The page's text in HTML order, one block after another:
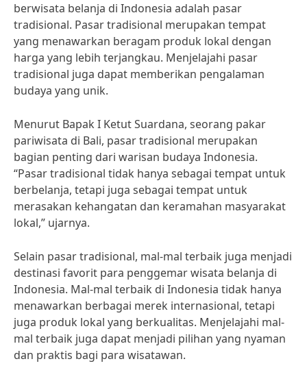
berwisata belanja di Indonesia adalah pasar
tradisional. Pasar tradisional merupakan tempat
yang menawarkan beragam produk lokal dengan
harga yang lebih terjangkau. Menjelajahi pasar
tradisional juga dapat memberikan pengalaman
budaya yang unik.
Menurut Bapak I Ketut Suardana, seorang pakar
pariwisata di Bali, pasar tradisional merupakan
bagian penting dari warisan budaya Indonesia.
“Pasar tradisional tidak hanya sebagai tempat untuk
berbelanja, tetapi juga sebagai tempat untuk
merasakan kehangatan dan keramahan masyarakat
lokal,” ujarnya.
Selain pasar tradisional, mal-mal terbaik juga menjadi
destinasi favorit para penggemar wisata belanja di
Indonesia. Mal-mal terbaik di Indonesia tidak hanya
menawarkan berbagai merek internasional, tetapi
juga produk lokal yang berkualitas. Menjelajahi mal-
mal terbaik juga dapat menjadi pilihan yang nyaman
dan praktis bagi para wisatawan.